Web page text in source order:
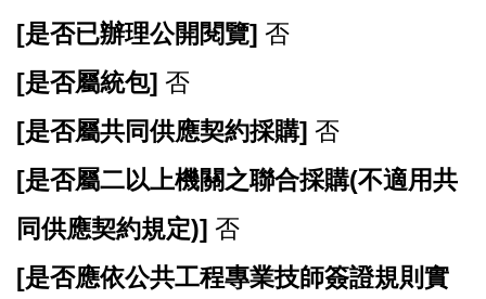
[是否已辦理公開閱覽] 否
[是否屬統包] 否
[是否屬共同供應契約採購] 否
[是否屬二以上機關之聯合採購(不適用共
同供應契約規定)] 否
[是否應依公共工程專業技師簽證規則實